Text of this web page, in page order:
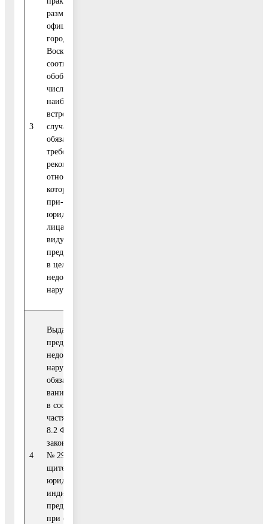
3
размещение на
официальном сайте
городского округа
Воскресенск
соответствующих
обобщений, в том
числе с указанием
наиболее часто
встре-чающихся
случаев нарушений
обяза-тельных
требований с
рекомендациями в
отношении мер,
которые должны
при-ниматься
юридическими
лицами, инди-
видуальным и
предпринимателями
в целях
недопущения таких
нарушений
4
Выдача
предостережений о
недопусти-мости
нарушения
обязательных требо-
ваний, требований,
в соответствии с
частями 5 - 7 статьи
8.2 Федерального
закона от 26.12.2008
№ 294-ФЗ «О за-
щите прав
юридических лиц и
индиви-дуальных
предпринимателей
при осу-